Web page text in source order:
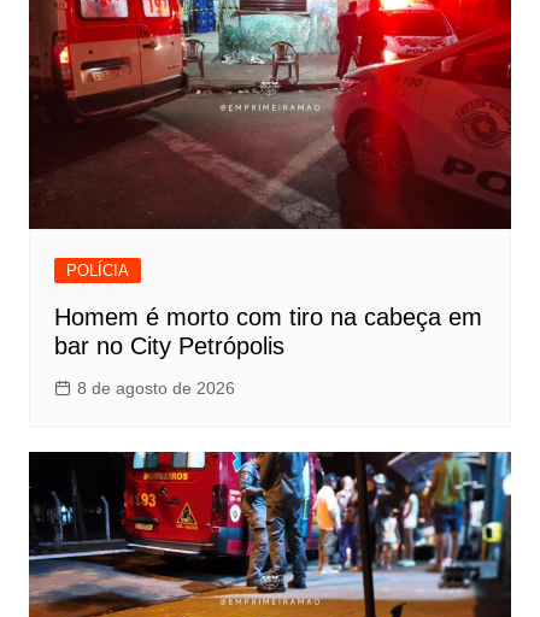
POLÍCIA
Homem é morto com tiro na cabeça em
bar no City Petrópolis
8 de agosto de 2026